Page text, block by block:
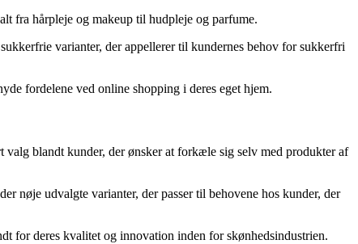
fra hårpleje og makeup til hudpleje og parfume.
varianter, der appellerer til kundernes behov for sukkerfri
fordelene ved online shopping i deres eget hjem.
blandt kunder, der ønsker at forkæle sig selv med produkter af
nøje udvalgte varianter, der passer til behovene hos kunder, der
for deres kvalitet og innovation inden for skønhedsindustrien.